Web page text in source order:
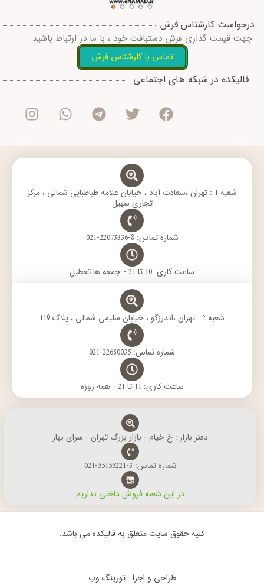
درخواست کارشناس فرش
جهت قیمت گذاری فرش دستبافت خود ، با ما در ارتباط باشید
تماس با کارشناس فرش
قالیکده در شبکه های اجتماعی
F
c
e
o
T
i
t
e
r
T
l
e
r
W
a
t
a
I
s
t
g
m
شعبه 1 : تهران ،سعادت آباد ، خیابان علامه طباطبایی شمالی ، مرکز
تجاری سهیل
شماره تماس: 8-22073336-021
ساعت کاری: 10 تا 21 - جمعه ها تعطیل
شعبه 2 : تهران ،اندرزگو ، خیابان سلیمی شمالی ، پلاک 119
شماره تماس: 22680035-021
ساعت کاری: 11 تا 21 - همه روزه
دفتر بازار : خ خیام - بازار بزرگ تهران - سرای بهار
شماره تماس: 3-55155221-021
در این شعبه فروش داخلی نداریم
کلیه حقوق سایت متعلق به قالیکده می باشد.
طراحی و اجرا : تورینگ وب